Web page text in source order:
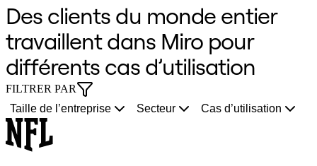
Explorer les playbooks d’IA
Explorer le Miroverse
Général
Diagrammes
Ateliers
Brainstorming
Cartes mentales
Diagrammes de flux
from
feedback
to
working
idea
concept
à
la
solution
partenaires
d’IA
de
Miro
favorisent
l’action
collective
des
plannings
de
3
ans
à
10
mois
livrées
par
trimestre
tous
les
parcours
clients
de
rentabilisation
pour
les
utilisateurs
retouches
manuelles
grâce
à
l’intégration
Jira
Des clients du monde entier
travaillent dans Miro pour
différents cas d’utilisation
FILTRER PAR
Taille de l’entreprise
Secteur Cas d’utilisation